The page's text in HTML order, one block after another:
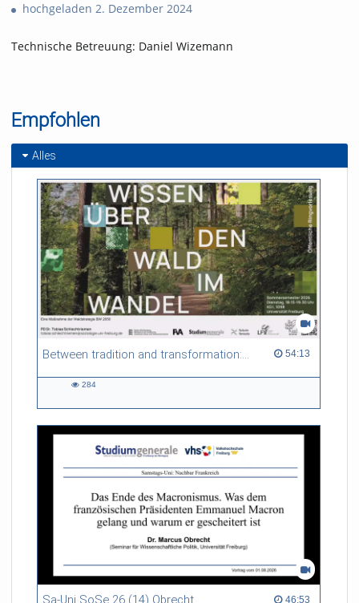
hochgeladen 2. Dezember 2024
Technische Betreuung: Daniel Wizemann
Empfohlen
Alles
Between tradition and transformation: how owners, advisers and institutions co-create knowledge for resilient forests in Europe 54:13
54:13 duration
284
46:53
46:53 duration